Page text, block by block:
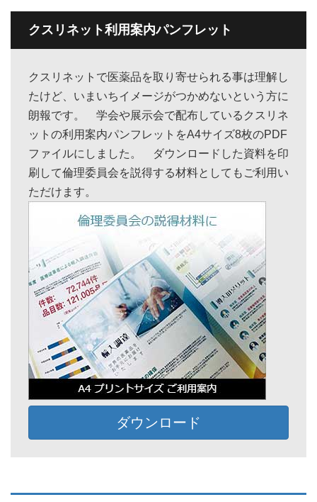
クスリネット利用案内パンフレット
クスリネットで医薬品を取り寄せられる事は理解し
たけど、いまいちイメージがつかめないという方に
朗報です。 学会や展示会で配布しているクスリネ
ットの利用案内パンフレットをA4サイズ8枚のPDF
ファイルにしました。 ダウンロードした資料を印
刷して倫理委員会を説得する材料としてもご利用い
ただけます。
ダウンロード